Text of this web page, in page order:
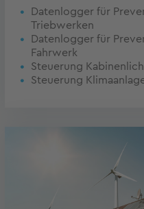
Datenlogger für
Triebwerken
Datenlogger für
Fahrwerk
Steuerung
Steuerung